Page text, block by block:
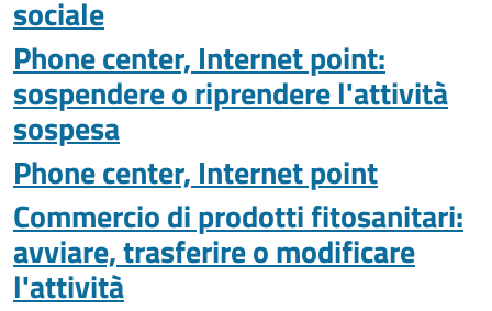
sociale
Phone center, Internet point:
sospendere o riprendere l'attività
sospesa
Phone center, Internet point
Commercio di prodotti fitosanitari:
avviare, trasferire o modificare
l'attività